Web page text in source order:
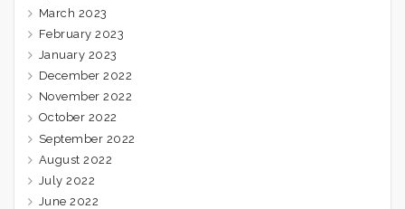
March 2023
February 2023
January 2023
December 2022
November 2022
October 2022
September 2022
August 2022
July 2022
June 2022